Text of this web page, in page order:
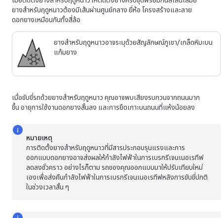
ยางสำหรับฤดูหนาวต้องมีเส้นผ่านศูนย์กลาง ยี่ห้อ โครงสร้างและลาย
ดอกยางเหมือนกันทั้งสี่ล้อ
ยางสำหรับฤดูหนาวอาจระบุด้วยสัญลักษณ์ภูเขา/เกล็ดหิมะบน
แก้มยาง
เมื่อขับขี่รถด้วยยางสำหรับฤดูหนาว คุณอาจพบเสียงรบกวนจากถนนมาก
ขึ้น อายุการใช้งานดอกยางสั้นลง และการยึดเกาะบนถนนที่แห้งน้อยลง
หมายเหตุ
การติดตั้งยางสำหรับฤดูหนาวที่มีสารประกอบรุนแรงและการ
ออกแบบดอกยางอาจส่งผลให้กำลังไฟฟ้าในการเบรกรีเจนเนอเรทีฟ
ลดลงชั่วคราว อย่างไรก็ตาม รถของคุณออกแบบมาให้ปรับเทียบใหม่
เองเพื่อส่งคืนกำลังไฟฟ้าในการเบรกรีเจนเนอเรทีฟหลังการขับขี่ปกติ
ในช่วงเวลาสั้น ๆ